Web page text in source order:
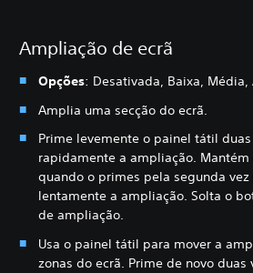
Ampliação de ecrã
Opções: Desativada, Baixa, Média,
Amplia uma secção do ecrã.
Prime levemente o painel tátil
rapidamente a ampliação.
quando o primes pela segunda
lentamente a ampliação. Solta o
de ampliação.
Usa o painel tátil para mover a
zonas do ecrã. Prime de novo duas